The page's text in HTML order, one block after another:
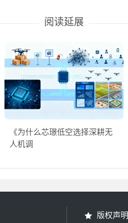
阅读延展
《为什么芯璟低空选择深耕无
人机调
版权声明